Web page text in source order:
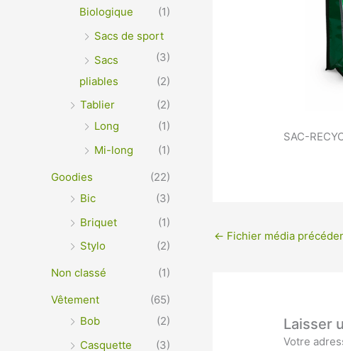
Biologique
(1)
Sacs de sport
(3)
Sacs
pliables
(2)
Tablier
(2)
Long
(1)
Mi-long
(1)
Goodies
(22)
Bic
(3)
Briquet
(1)
Stylo
(2)
Non classé
(1)
Vêtement
(65)
Bob
(2)
Casquette
(3)
SAC-
← Fichier média
Laisser
Votre